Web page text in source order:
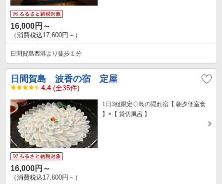
16,000円～
（消費税込17,600円～）
日間賀島西港より徒歩１分
日間賀島 波香の宿 定屋
4.4 (全35件)
1日3組限定◇島の隠れ宿【 朝夕個室食
】×【 貸切風呂 】
16,000円～
（消費税込17,600円～）